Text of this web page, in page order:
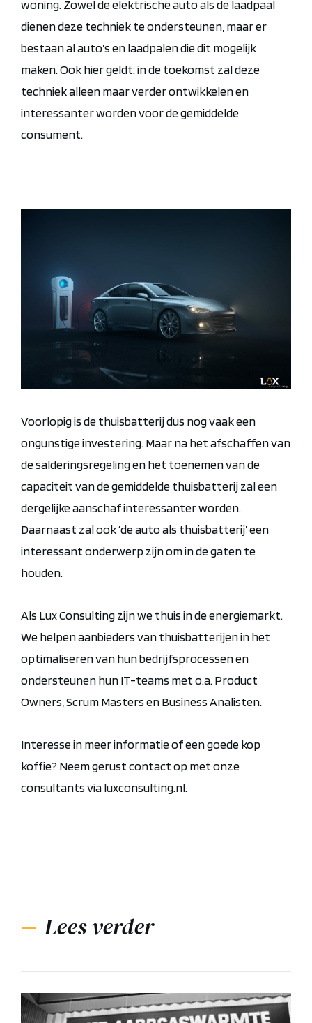
woning. Zowel de elektrische auto als de laadpaal
dienen deze techniek te ondersteunen, maar er
bestaan al auto’s en laadpalen die dit mogelijk
maken. Ook hier geldt: in de toekomst zal deze
techniek alleen maar verder ontwikkelen en
interessanter worden voor de gemiddelde
consument.
Voorlopigis de thuisbatterij dus nog vaak een
ongunstige investering. Maar na het afschaffen van
de salderingsregeling en het toenemen van de
capaciteit van de gemiddelde thuisbatterijzal een
dergelijke aanschaf interessanter worden.
Daarnaast zal ook ‘de auto als thuisbatterij’ een
interessant onderwerp zijn om in de gaten te
houden.
Als Lux Consulting zijn we thuis in de energiemarkt.
We helpen aanbieders van thuisbatterijen in het
optimaliseren van hun bedrijfsprocessen en
ondersteunen hun IT-teams met o.a. Product
Owners, Scrum Masters en Business Analisten.
Interesse in meer informatie of een goede kop
koffie? Neem gerust contact op met onze
consultants via luxconsulting.nl.
Lees verder